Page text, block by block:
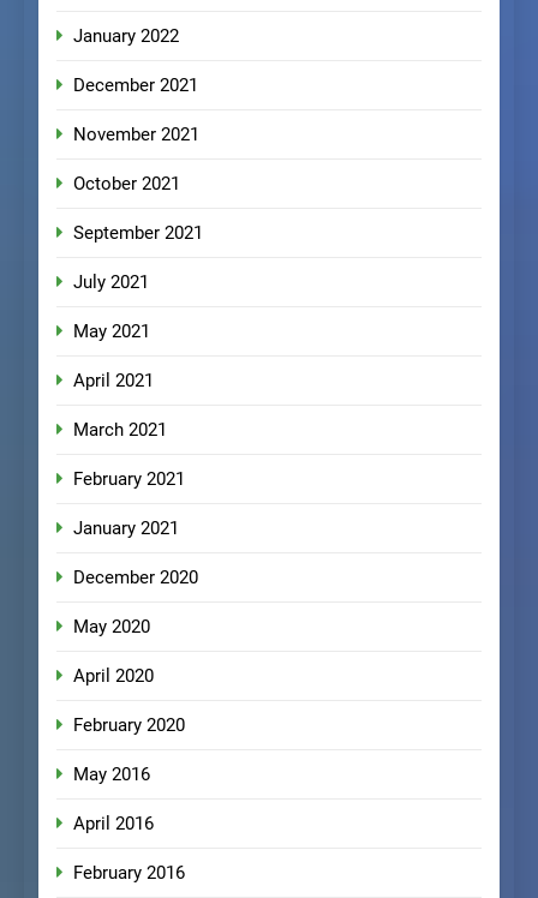
January 2022
December 2021
November 2021
October 2021
September 2021
July 2021
May 2021
April 2021
March 2021
February 2021
January 2021
December 2020
May 2020
April 2020
February 2020
May 2016
April 2016
February 2016